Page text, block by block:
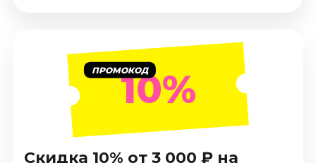
Октябрь 2026
Декабрь 2026
Январь 2027
Экскурсии
Сентябрь 2026
ПРОМОКОД10%
Скидка 10% от 3 000 ₽ на